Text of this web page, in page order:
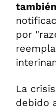
por
La
debido